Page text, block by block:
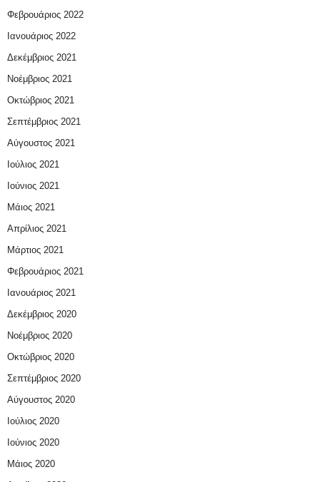
Φεβρουάριος 2022
Ιανουάριος 2022
Δεκέμβριος 2021
Νοέμβριος 2021
Οκτώβριος 2021
Σεπτέμβριος 2021
Αύγουστος 2021
Ιούλιος 2021
Ιούνιος 2021
Μάιος 2021
Απρίλιος 2021
Μάρτιος 2021
Φεβρουάριος 2021
Ιανουάριος 2021
Δεκέμβριος 2020
Νοέμβριος 2020
Οκτώβριος 2020
Σεπτέμβριος 2020
Αύγουστος 2020
Ιούλιος 2020
Ιούνιος 2020
Μάιος 2020